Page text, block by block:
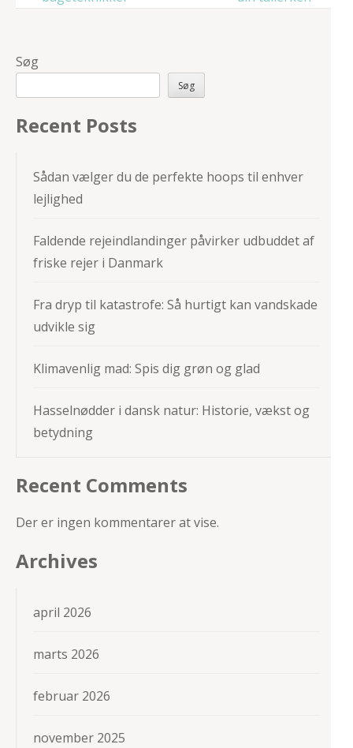
Søg
Søg
Recent Posts
Sådan vælger du de perfekte hoops til enhver
lejlighed
Faldende rejeindlandinger påvirker udbuddet af
friske rejer i Danmark
Fra dryp til katastrofe: Så hurtigt kan vandskade
udvikle sig
Klimavenlig mad: Spis dig grøn og glad
Hasselnødder i dansk natur: Historie, vækst og
betydning
Recent Comments
Der er ingen kommentarer at vise.
Archives
april 2026
marts 2026
februar 2026
november 2025